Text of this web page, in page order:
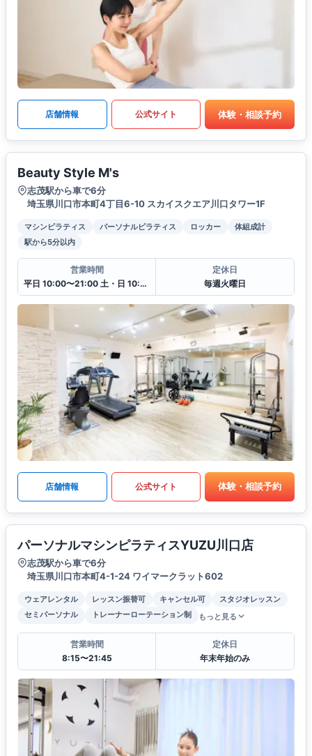
店舗情報 公式サイト 体験・相談予約
Beauty Style M's
志茂駅から車で6分
埼玉県川口市本町4丁目6-10 スカイスクエア川口タワー1F
マシンピラティス パーソナルピラティス ロッカー
体組成計
駅から5分以内
営業時間
平日 10:00〜21:00 土・日 10:00〜19:00
定休日
毎週火曜日
店舗情報 公式サイト 体験・相談予約
パーソナルマシンピラティスYUZU川口店
志茂駅から車で6分
埼玉県川口市本町4-1-24 ワイマークラット602
ウェアレンタル レッスン振替可 キャンセル可
スタジオレッスン
セミパーソナル
トレーナーローテーション制 もっと見る
営業時間
8:15〜21:45
定休日
年末年始のみ